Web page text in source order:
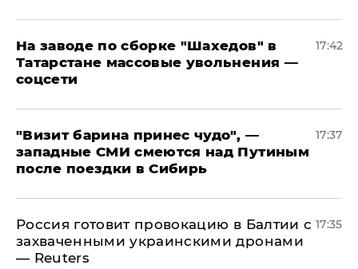
На заводе по сборке "Шахедов" в
Татарстане массовые увольнения —
соцсети
17:42
"Визит барина принес чудо", —
западные СМИ смеются над Путиным
после поездки в Сибирь
17:37
​Россия готовит провокацию в Балтии с
захваченными украинскими дронами
— Reuters
17:35